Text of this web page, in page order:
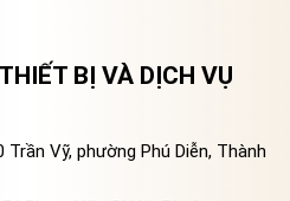
BỊ VÀ DỊCH VỤ
Trần Vỹ, phường Phú Diễn, Thành